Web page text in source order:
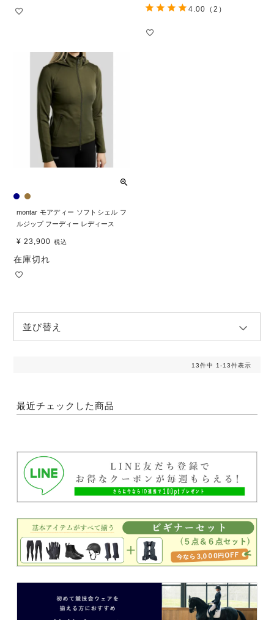
4.00 （2）
montar モアディー ソフトシェル フ
ルジップ フーディー レディース
¥ 23,900 税込
在庫切れ
並び替え
13件中 1-13件表示
最近チェックした商品